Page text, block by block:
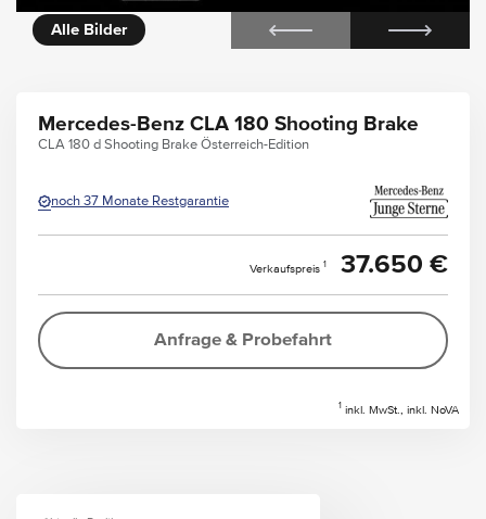
Alle Bilder
Mercedes-Benz CLA 180 Shooting Brake
CLA 180 d Shooting Brake Österreich-Edition
noch 37 Monate Restgarantie
Verkaufspreis 1 37.650 €
Anfrage & Probefahrt
1 inkl. MwSt., inkl. NoVA